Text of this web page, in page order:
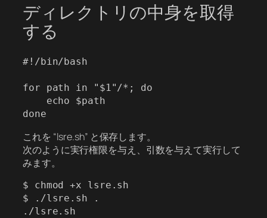
ディレクトリの中身を取得
する
#!/bin/bash
for path in "$1"/*; do
    echo $path
これを “lsre.sh” と保存します。
次のように実行権限を与え、引数を与えて実行して
みます。
$ chmod +x lsre.sh
$ ./lsre.sh .
./lsre.sh